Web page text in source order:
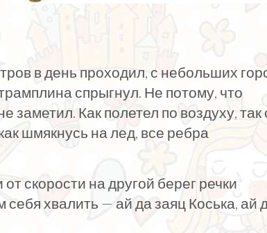
в день проходил, с небольших
спрыгнул. Не потому, что
заметил. Как полетел по воздуху, так
шмякнусь на лед, все ребра
скорости на другой берег речки
хвалить — ай да заяц Коська, ай